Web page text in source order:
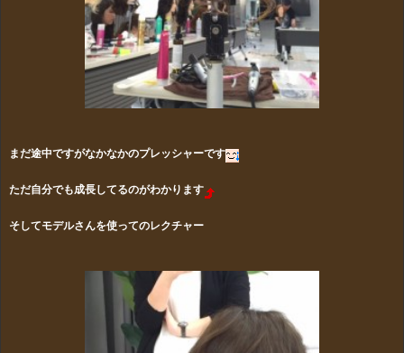
まだ途中ですがなかなかのプレッシャーです
ただ自分でも成長してるのがわかります
そしてモデルさんを使ってのレクチャー